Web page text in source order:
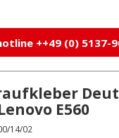
++49 (0) 5137-
E560
14/02